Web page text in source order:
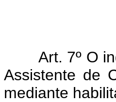
Art. 7º O
Assistente de
mediante